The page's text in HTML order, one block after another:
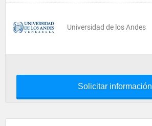
Universidad de los Andes
Solicitar información